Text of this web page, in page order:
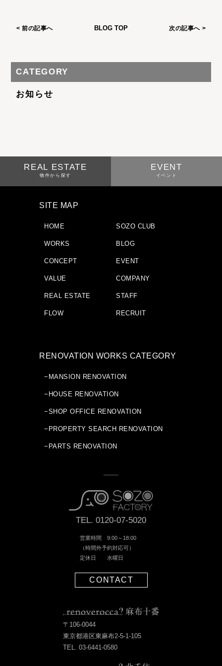
< 前の記事へ 次の記事へ >
BLOG TOP
CATEGORY
お知らせ
REAL ESTATE
物件から探す
EVENT
イベント
SITE MAP
HOME
WORKS
CONCEPT
VALUE
REAL ESTATE
FLOW
SOZO CLUB
BLOG
EVENT
COMPANY
STAFF
RECRUIT
RENOVATION WORKS CATEGORY
−MANSION RENOVATION
−HOUSE RENOVATION
−SHOP OFFICE RENOVATION
−PROPERTY SEARCH RENOVATION
−PARTS RENOVATION
TEL. 0120-07-5020
営業時間 9:00～18:00
（時間外予約対応可）
定休日 水曜日
CONTACT
〒106-0044
東京都港区東麻布2-5-1-105
TEL. 03-6441-0580